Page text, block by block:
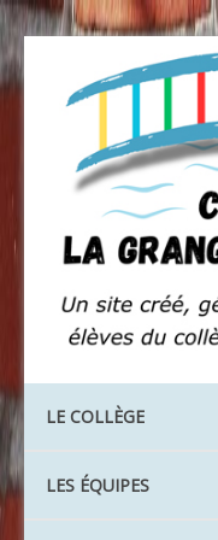
LE COLLÈGE
Les locaux
LES ÉQUIPES